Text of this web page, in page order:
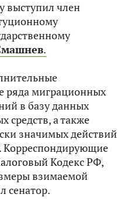
выступил член
.
ряда миграционных
в базу данных
средств, а также
значимых действий
Корреспондирующие
Кодекс РФ,
взимаемой
сенатор.